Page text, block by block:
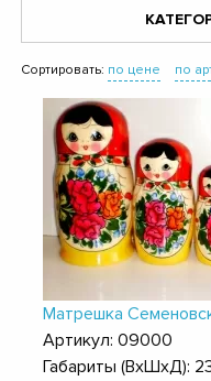
Сортировать: по цене по
Матрешка
Артикул: 09000
Габариты (ВхШхД):